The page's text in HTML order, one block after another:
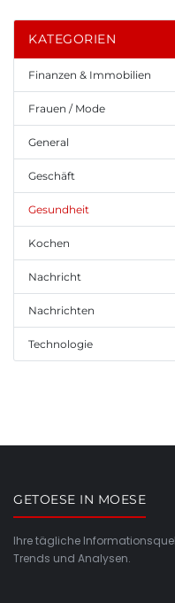
KATEGORIEN
Finanzen & Immobilien
Frauen / Mode
General
Geschäft
Gesundheit
Kochen
Nachricht
Nachrichten
Technologie
GETOESE IN MOESE
Ihre tägliche
Trends und Analysen.